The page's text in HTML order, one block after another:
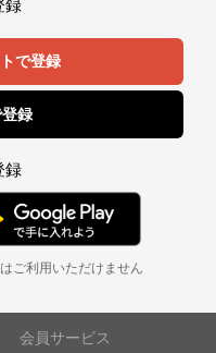
録
で登録
録
録
ご利用いただけません
会員サービス